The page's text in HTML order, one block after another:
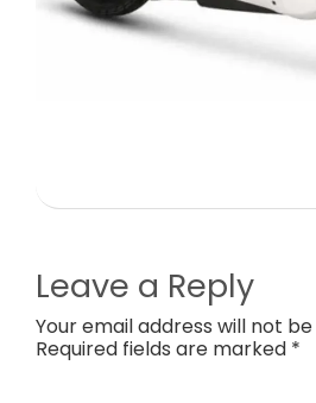
Leave a Reply
Your email address will not
Required fields are marked *